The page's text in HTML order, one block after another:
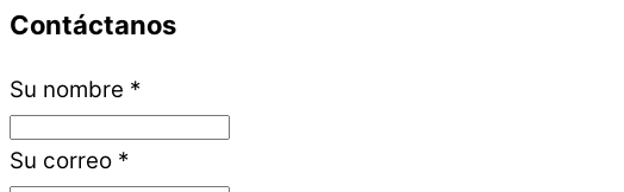
Contáctanos
Su nombre *
Su correo *